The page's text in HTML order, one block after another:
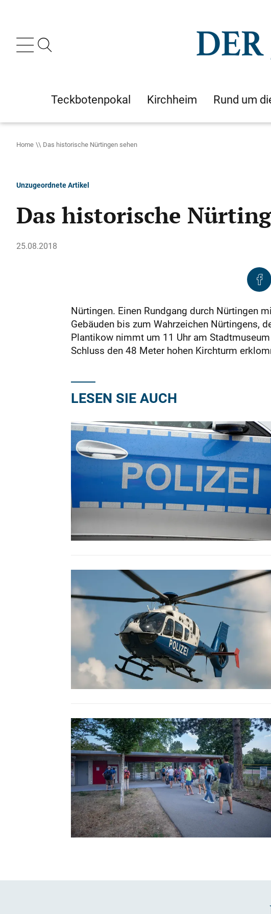
Teckbotenpokal Kirchheim Rund um
Home Das historische Nürtingen sehen
Unzugeordnete Artikel
Das historische
25.08.2018
Nürtingen. Einen Rundgang durch Nürtingen
Gebäuden bis zum Wahrzeichen Nürtingens,
Plantikow nimmt um 11 Uhr am
Schluss den 48 Meter hohen Kirchturm
LESEN SIE AUCH